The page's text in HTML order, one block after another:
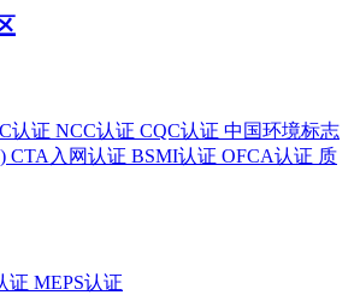
认证 NCC认证 CQC认证 中国环境标志
CTA入网认证 BSMI认证 OFCA认证 质
证 MEPS认证